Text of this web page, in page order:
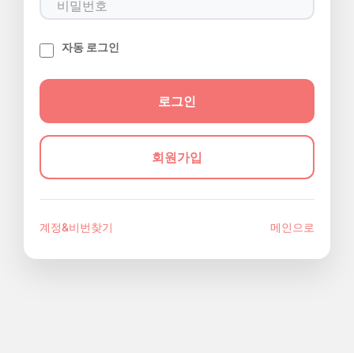
자동 로그인
회원가입
계정&비번찾기 메인으로